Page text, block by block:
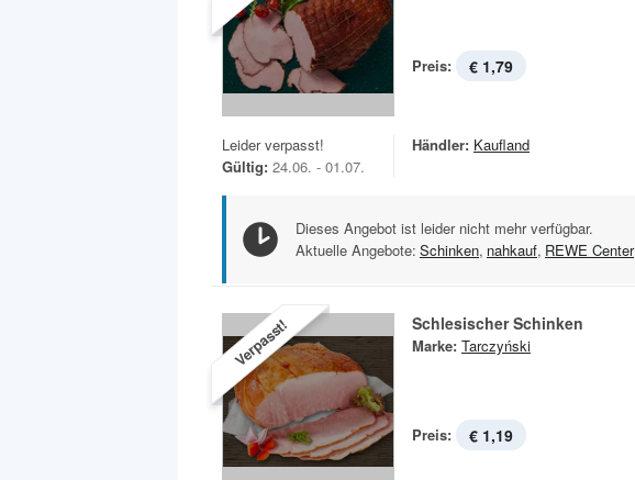
Preis: € 1,79
Leider verpasst!
Gültig: 24.06. - 01.07.
Händler: Kaufland
Dieses Angebot ist leider nicht mehr verfügbar.
Aktuelle Angebote: Schinken, nahkauf, REWE Center
Verpasst! Schlesischer Schinken
Marke: Tarczyński
Preis: € 1,19